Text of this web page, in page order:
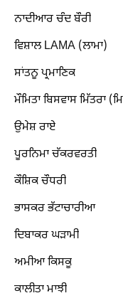
ਨਾਦੀਆਰ ਚੰਦ ਬੌਰੀ
ਵਿਸ਼ਾਲ LAMA (ਲਾਮਾ)
ਸਾਂਤਨੂ ਪ੍ਰਮਾਣਿਕ
ਮੌਮਿਤਾ ਬਿਸਵਾਸ ਮਿੱਤਰਾ
ਉਮੇਸ਼ ਰਾਏ
ਪੂਰਨਿਮਾ ਚੱਕਰਵਰਤੀ
ਕੌਸ਼ਿਕ ਚੌਧਰੀ
ਭਾਸਕਰ ਭੱਟਾਚਾਰੀਆ
ਦਿਬਾਕਰ ਘੜਾਮੀ
ਅਮੀਆ ਕਿਸਕੂ
ਕਾਲੀਤਾ ਮਾਝੀ